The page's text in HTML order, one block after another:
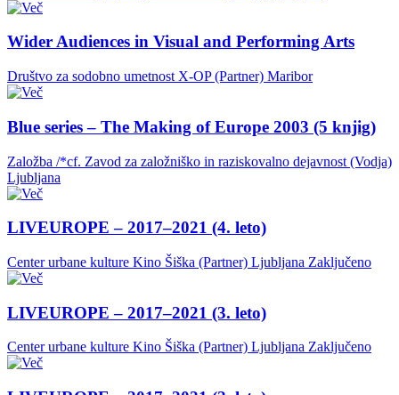
Wider Audiences in Visual and Performing Arts
Društvo za sodobno umetnost X-OP (Partner) Maribor
Blue series – The Making of Europe 2003 (5 knjig)
Založba /*cf. Zavod za založniško in raziskovalno dejavnost (Vodja)
Ljubljana
LIVEUROPE – 2017–2021 (4. leto)
Center urbane kulture Kino Šiška (Partner) Ljubljana Zaključeno
LIVEUROPE – 2017–2021 (3. leto)
Center urbane kulture Kino Šiška (Partner) Ljubljana Zaključeno